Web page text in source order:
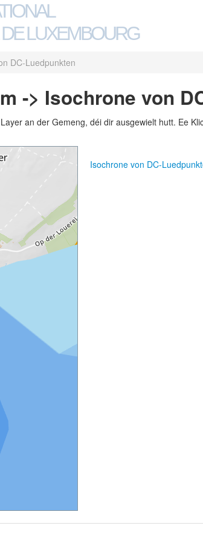
LUXEMBOURG
DC-Luedpunkten
-> Isochrone von
an der Gemeng, déi dir ausgewielt hutt. Ee
Isochrone von DC-